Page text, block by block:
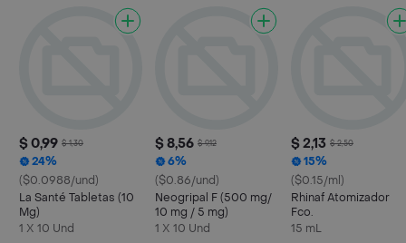
$ 0,99 $ 1,30
24%
($0.0988/und)
La Santé Tabletas (10
Mg)
1 X 10 Und
$ 8,56 $ 9,12
6%
($0.86/und)
Neogripal F (500 mg/
10 mg / 5 mg)
1 X 10 Und
$ 2,13 $ 2,50
15%
($0.15/ml)
Rhinaf Atomizador
Fco.
15 mL